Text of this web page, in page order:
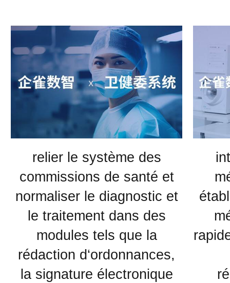
relier le système des
commissions de santé et
normaliser le diagnostic et
le traitement dans des
modules tels que la
rédaction d‘ordonnances,
la signature électronique